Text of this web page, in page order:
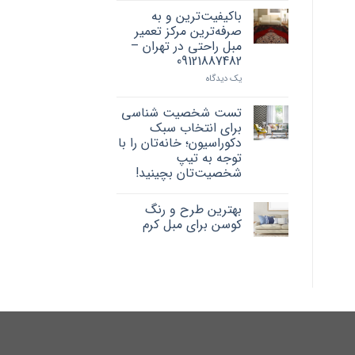
باکیفیت‌ترین و به
صرفه‌ترین مرکز تعمیر
مبل راحتی در تهران –
09121887482
یک دیدگاه
تست شخصیت شناسی
برای انتخاب سبک
دکوراسیون؛ خانه‌تان را با
توجه به تیپ
شخصیت‌تان بچینید!
بهترین طرح و رنگ
کوسن برای مبل کرم